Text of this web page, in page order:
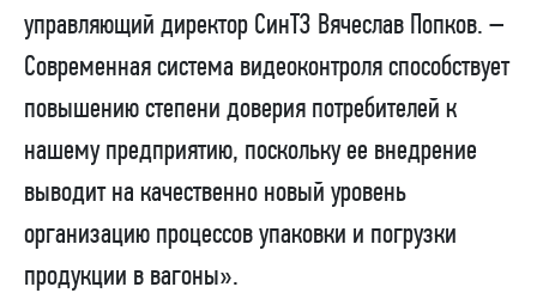
управляющий директор СинТЗ Вячеслав Попков. –
Современная система видеоконтроля способствует
повышению степени доверия потребителей к
нашему предприятию, поскольку ее внедрение
выводит на качественно новый уровень
организацию процессов упаковки и погрузки
продукции в вагоны».